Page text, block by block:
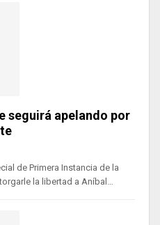
seguirá apelando por
de Primera Instancia de la
la libertad a Aníbal…